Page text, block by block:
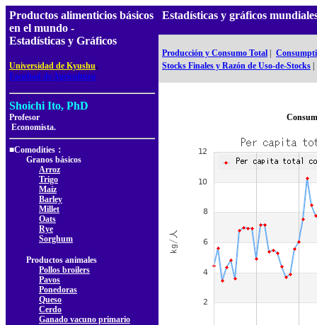
Productos alimenticios básicos
en el mundo -
Estadísticas y Gráficos
Universidad de Kyushu,
Facultad de Agricultura
Shoichi Ito, PhD
Profesor
Economista.
■Comodities：
Granos básicos
Arroz
Trigo
Maíz
Barley
Millet
Oats
Rye
Sorghum
Productos animales
Pollos broilers
Pavos
Ponedoras
Queso
Cerdo
Ganado vacuno primario
Estadísticas y gráficos
Producción y Consumo Total
Stocks Finales y Razón de Uso-de-Stocks